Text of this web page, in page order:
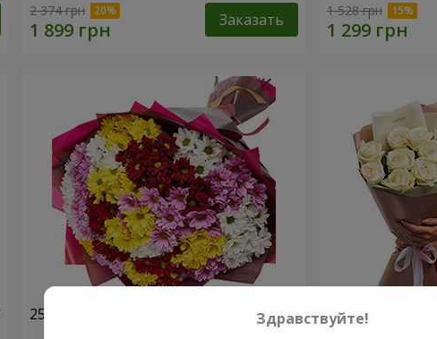
2 374 грн Заказать 1 528 грн
25 разноцветных хризантем! Авторский
Здравствуйте!